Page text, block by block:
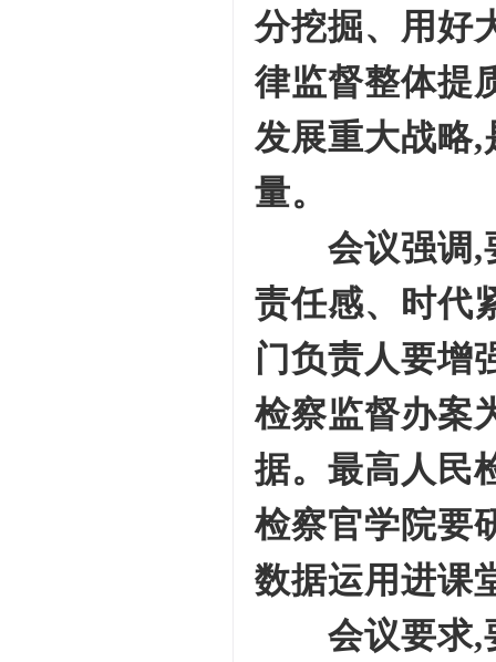
分挖掘、用好
律监督整体提
发展重大战略
量。
会议强调,要
责任感、时代
门负责人要增
检察监督办案
据。最高人民
检察官学院要
数据运用进课
会议要求,要